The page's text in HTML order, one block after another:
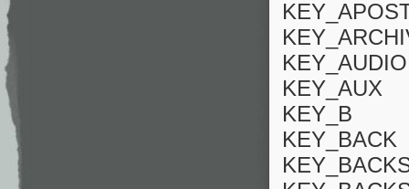
KEY_AUDIO
KEY_AUX
KEY_B
KEY_BACK